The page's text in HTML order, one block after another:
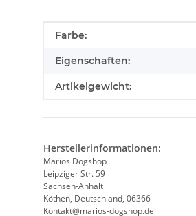
Produkteigenschaft
Wert
Farbe:
Eigenschaften:
Artikelgewicht:
Herstellerinformationen:
Marios Dogshop
Leipziger Str. 59
Sachsen-Anhalt
Köthen, Deutschland, 06366
Kontakt@marios-dogshop.de